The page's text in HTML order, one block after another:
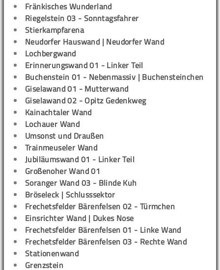
Fränkisches Wunderland
Riegelstein 03 - Sonntagsfahrer
Stierkampfarena
Neudorfer Hauswand | Neudorfer Wand
Lochbergwand
Erinnerungswand 01 - Linker Teil
Buchenstein 01 - Nebenmassiv | Buchensteinchen
Giselawand 01 - Mutterwand
Giselawand 02 - Opitz Gedenkweg
Kainachtaler Wand
Lochauer Wand
Umsonst und Draußen
Trainmeuseler Wand
Jubiläumswand 01 - Linker Teil
Großenoher Wand 01
Soranger Wand 03 - Blinde Kuh
Bröseleck | Schlusssektor
Frechetsfelder Bärenfelsen 02 - Türmchen
Einsrichter Wand | Dukes Nose
Frechetsfelder Bärenfelsen 01 - Linke Wand
Frechetsfelder Bärenfelsen 03 - Rechte Wand
Stationenwand
Grenzstein